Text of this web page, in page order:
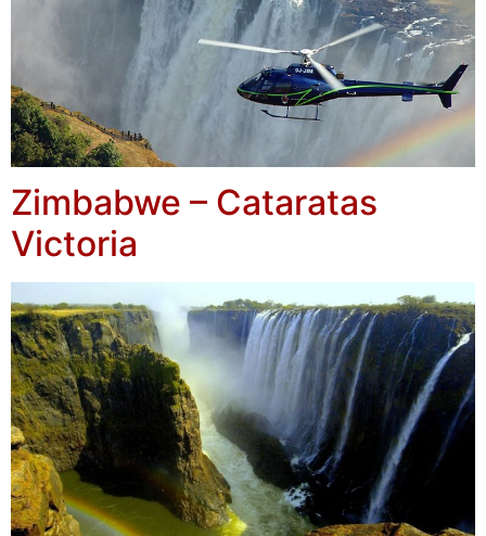
Zimbabwe – Cataratas
Victoria